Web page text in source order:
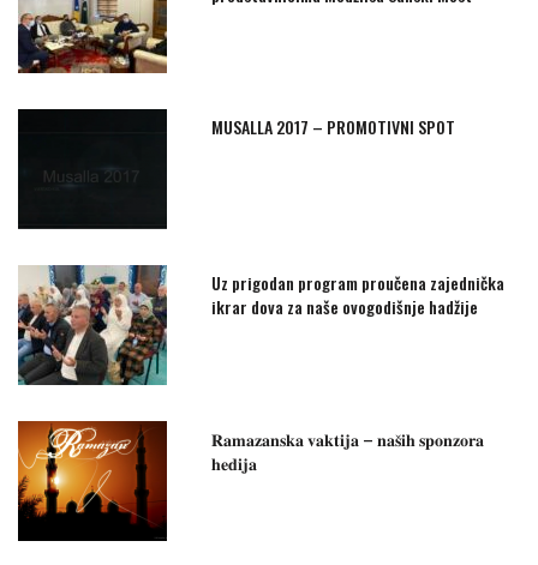
MUSALLA 2017 – PROMOTIVNI SPOT
Uz prigodan program proučena zajednička
ikrar dova za naše ovogodišnje hadžije
𝐑𝐚𝐦𝐚𝐳𝐚𝐧𝐬𝐤𝐚 𝐯𝐚𝐤𝐭𝐢𝐣𝐚 – 𝐧𝐚𝐬̌𝐢𝐡 𝐬𝐩𝐨𝐧𝐳𝐨𝐫𝐚
𝐡𝐞𝐝𝐢𝐣𝐚